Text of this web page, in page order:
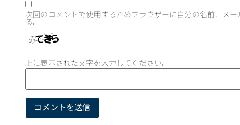
次回のコメントで使用するためブラウザーに自分の名前、メ
る。
上に表示された文字を入力してください。